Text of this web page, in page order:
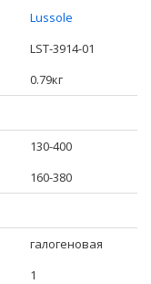
Lussole
LST-3914-01
0.79кг
130-400
160-380
галогеновая
1